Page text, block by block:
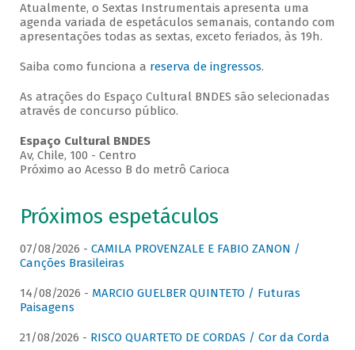
Atualmente, o Sextas Instrumentais apresenta uma
agenda variada de espetáculos semanais, contando com
apresentações todas as sextas, exceto feriados, às 19h.
Saiba como funciona a reserva de ingressos.
As atrações do Espaço Cultural BNDES são selecionadas
através de concurso público.
Espaço Cultural BNDES
Av, Chile, 100 - Centro
Próximo ao Acesso B do metrô Carioca
Próximos espetáculos
07/08/2026 - CAMILA PROVENZALE E FABIO ZANON /
Canções Brasileiras
14/08/2026 - MARCIO GUELBER QUINTETO / Futuras
Paisagens
21/08/2026 - RISCO QUARTETO DE CORDAS / Cor da Corda